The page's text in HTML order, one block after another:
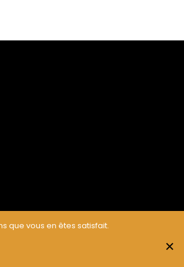
que vous en êtes satisfait.